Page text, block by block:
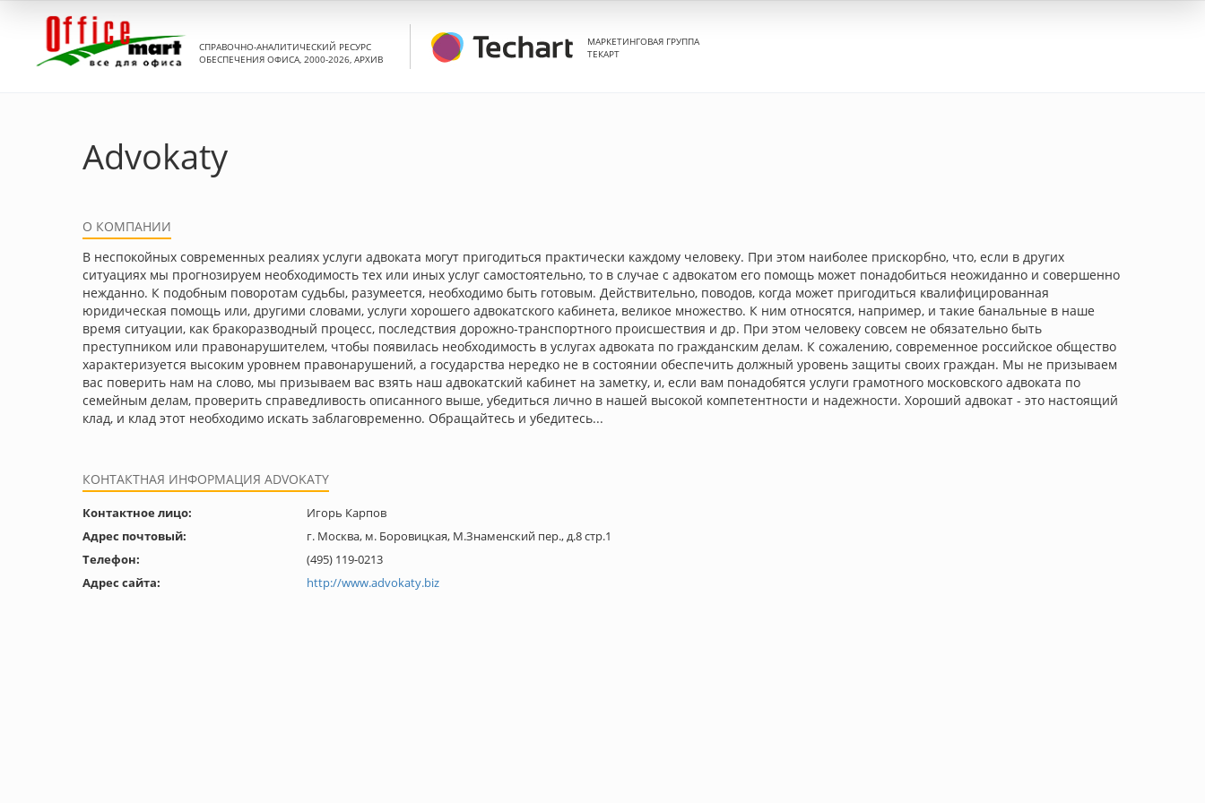
СПРАВОЧНО-АНАЛИТИЧЕСКИЙ РЕСУРС
ОБЕСПЕЧЕНИЯ ОФИСА, 2000-2026, АРХИВ
МАРКЕТИНГОВАЯ ГРУППА
ТЕКАРТ
Advokaty
О КОМПАНИИ
В неспокойных современных реалиях услуги адвоката могут пригодиться практически каждому человеку. При этом наиболее прискорбно, что, если в других
ситуациях мы прогнозируем необходимость тех или иных услуг самостоятельно, то в случае с адвокатом его помощь может понадобиться неожиданно и совершенно
нежданно. К подобным поворотам судьбы, разумеется, необходимо быть готовым. Действительно, поводов, когда может пригодиться квалифицированная
юридическая помощь или, другими словами, услуги хорошего адвокатского кабинета, великое множество. К ним относятся, например, и такие банальные в наше
время ситуации, как бракоразводный процесс, последствия дорожно-транспортного происшествия и др. При этом человеку совсем не обязательно быть
преступником или правонарушителем, чтобы появилась необходимость в услугах адвоката по гражданским делам. К сожалению, современное российское общество
характеризуется высоким уровнем правонарушений, а государства нередко не в состоянии обеспечить должный уровень защиты своих граждан. Мы не призываем
вас поверить нам на слово, мы призываем вас взять наш адвокатский кабинет на заметку, и, если вам понадобятся услуги грамотного московского адвоката по
семейным делам, проверить справедливость описанного выше, убедиться лично в нашей высокой компетентности и надежности. Хороший адвокат - это настоящий
клад, и клад этот необходимо искать заблаговременно. Обращайтесь и убедитесь...
КОНТАКТНАЯ ИНФОРМАЦИЯ ADVOKATY
Контактное лицо:
Игорь Карпов
Адрес почтовый:
г. Москва, м. Боровицкая, М.Знаменский пер., д.8 стр.1
Телефон:
(495) 119-0213
Адрес сайта:
http://www.advokaty.biz